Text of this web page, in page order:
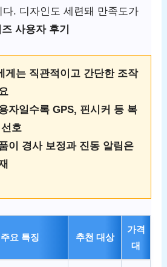
. 디자인도 세련돼 만족도가
사용자 후기
게는 직관적이고 간단한 조작
자일수록 GPS, 핀시커 등 복
호
이 경사 보정과 진동 알림은
주요 특징 추천 대상
가격
대